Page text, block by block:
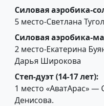
Силовая аэробика-
5 место-Светлана
Силовая аэробика-
2 место-Екатерина
Дарья Широкова
Степ-дуэт (14-17 лет):
1 место «АватАрас»
Денисова.